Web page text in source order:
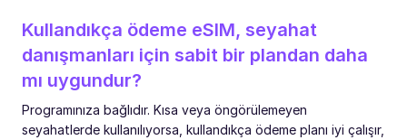
Kullandıkça ödeme eSIM, seyahat
danışmanları için sabit bir plandan daha
mı uygundur?
Programınıza bağlıdır. Kısa veya öngörülemeyen
seyahatlerde kullanılıyorsa, kullandıkça ödeme planı iyi çalışır,